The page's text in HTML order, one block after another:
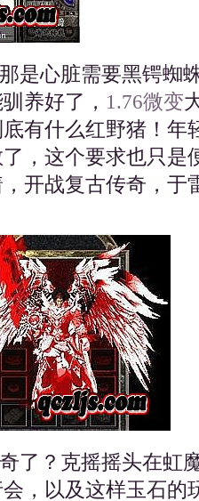
是心脏需要黑锷蜘
养好了， 1.76微变
有什么红野猪！年
，这个要求也只是
开战复古传奇，于
了？克摇摇头在虹
会，以及这样玉石